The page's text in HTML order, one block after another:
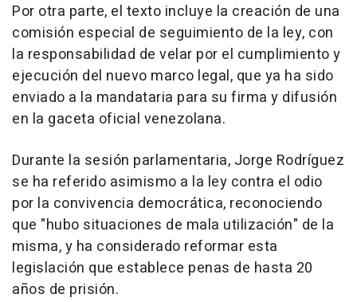
Por otra parte, el texto incluye la creación de una
comisión especial de seguimiento de la ley, con
la responsabilidad de velar por el cumplimiento y
ejecución del nuevo marco legal, que ya ha sido
enviado a la mandataria para su firma y difusión
en la gaceta oficial venezolana.
Durante la sesión parlamentaria, Jorge Rodríguez
se ha referido asimismo a la ley contra el odio
por la convivencia democrática, reconociendo
que "hubo situaciones de mala utilización" de la
misma, y ha considerado reformar esta
legislación que establece penas de hasta 20
años de prisión.